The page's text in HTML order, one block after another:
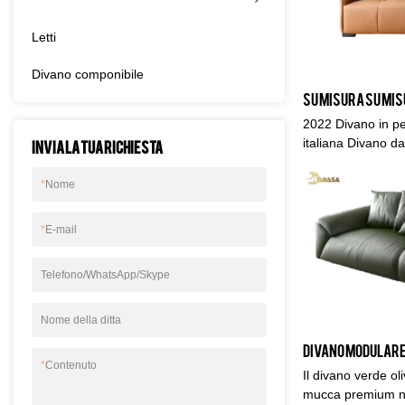
Letti
Divano componibile
Invia la tua richiesta
*Nome
*E-mail
Telefono/WhatsApp/Skype
Nome della ditta
*Contenuto
2022 Divano in
italiana Divano
presenta
termini di
di una buona
riassume il
continuamente.
pelle di alta
soggiorno
personalizzate
2022 Divano in
moda Divano da
modulari Dalla
Il divano verde
mucca premium